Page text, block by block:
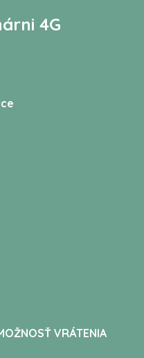
4G
VRÁTENIA